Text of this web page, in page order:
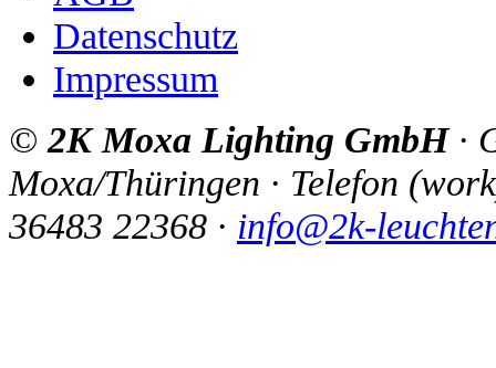
Datenschutz
Impressum
©2K Moxa Lighting GmbH·
Moxa/Thüringen · Telefon (work
36483 22368 · info@2k-